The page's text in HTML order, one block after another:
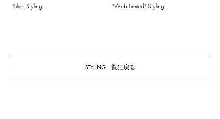
Silver Styling "Web Limited" Styling
STYLING一覧に戻る